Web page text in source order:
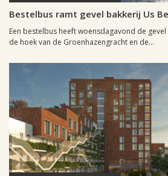
Bestelbus ramt gevel bakkerij Us
Een bestelbus heeft woensdagavond de
de hoek van de Groenhazengracht en de...